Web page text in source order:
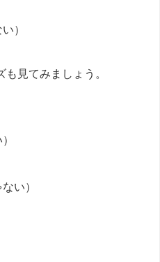
）
も見てみましょう。
い）